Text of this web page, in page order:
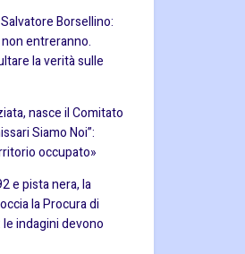
Borsellino:
entreranno.
la verità sulle
nasce il Comitato
Siamo Noi”:
occupato»
e pista nera, la
la Procura di
indagini devono